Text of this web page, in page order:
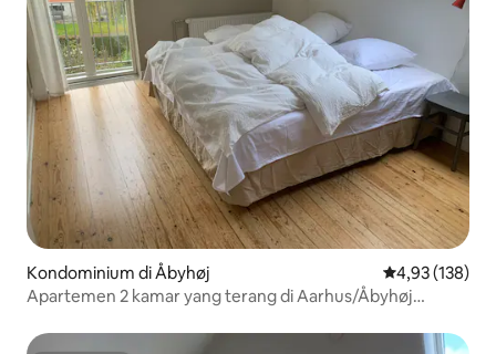
Kondominium di Åbyhøj Nilai rata-rata
4,93 (138)
Apartemen 2 kamar yang terang di Aarhus/Åbyhøj